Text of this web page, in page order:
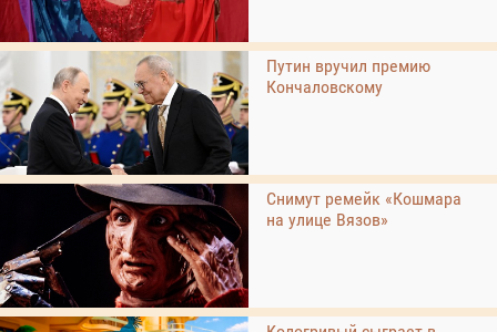
Путин вручил премию
Кончаловскому
Снимут ремейк «Кошмара
на улице Вязов»